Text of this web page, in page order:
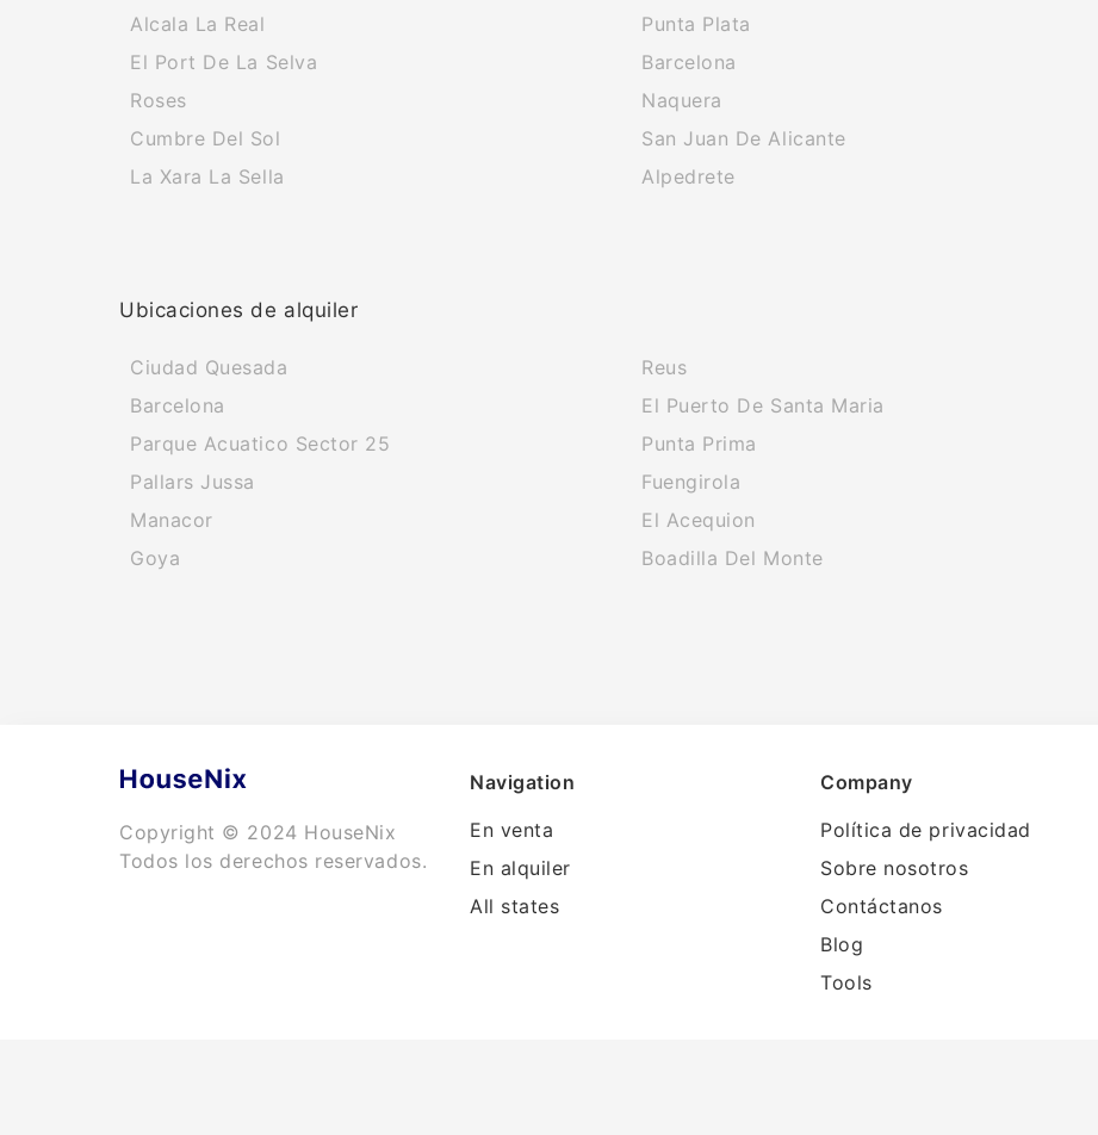
Alcala La Real
El Port De La Selva
Roses
Cumbre Del Sol
La Xara La Sella
Punta Plata
Barcelona
Naquera
San Juan De Alicante
Alpedrete
Ubicaciones de alquiler
Ciudad Quesada
Barcelona
Parque Acuatico Sector 25
Pallars Jussa
Manacor
Goya
Reus
El Puerto De Santa Maria
Punta Prima
Fuengirola
El Acequion
Boadilla Del Monte
Copyright © 2024 HouseNix
Todos los derechos reservados.
Navigation
En venta
En alquiler
All states
Company
Política de privacidad
Sobre nosotros
Contáctanos
Blog
Tools